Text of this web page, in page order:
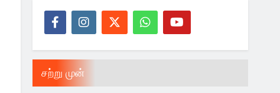
சற்று முன்